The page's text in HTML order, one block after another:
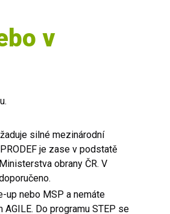
v
silné mezinárodní
je zase v podstatě
obrany ČR. V
up nebo MSP a nemáte
Do programu STEP se